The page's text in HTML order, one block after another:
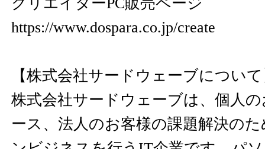
https://www.dospara.co.jp/create
【株式会社サードウェーブについ
株式会社サードウェーブは、個人
ース、法人のお客様の課題解決の